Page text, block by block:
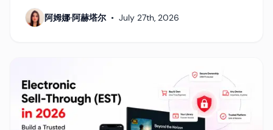
阿姆娜·阿赫塔尔 • July 27th, 2026